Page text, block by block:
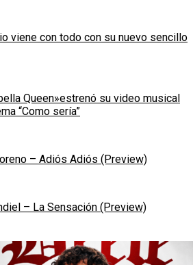
viene con todo con su nuevo sencillo
Queen»estrenó su video musical
“Como sería”
– Adiós Adiós (Preview)
– La Sensación (Preview)